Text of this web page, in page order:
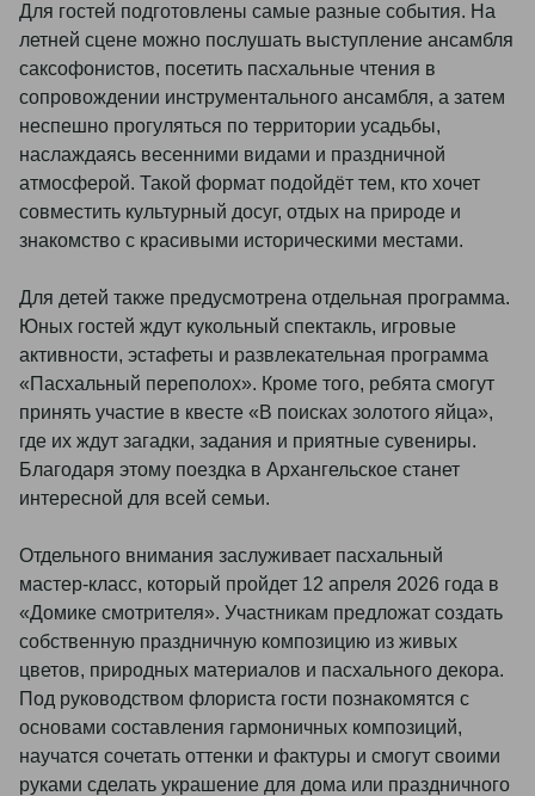
Для гостей подготовлены самые разные события. На
летней сцене можно послушать выступление ансамбля
саксофонистов, посетить пасхальные чтения в
сопровождении инструментального ансамбля, а затем
неспешно прогуляться по территории усадьбы,
наслаждаясь весенними видами и праздничной
атмосферой. Такой формат подойдёт тем, кто хочет
совместить культурный досуг, отдых на природе и
знакомство с красивыми историческими местами.
Для детей также предусмотрена отдельная программа.
Юных гостей ждут кукольный спектакль, игровые
активности, эстафеты и развлекательная программа
«Пасхальный переполох». Кроме того, ребята смогут
принять участие в квесте «В поисках золотого яйца»,
где их ждут загадки, задания и приятные сувениры.
Благодаря этому поездка в Архангельское станет
интересной для всей семьи.
Отдельного внимания заслуживает пасхальный
мастер-класс, который пройдет 12 апреля 2026 года в
«Домике смотрителя». Участникам предложат создать
собственную праздничную композицию из живых
цветов, природных материалов и пасхального декора.
Под руководством флориста гости познакомятся с
основами составления гармоничных композиций,
научатся сочетать оттенки и фактуры и смогут своими
руками сделать украшение для дома или праздничного